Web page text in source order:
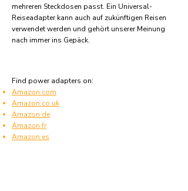
mehreren Steckdosen passt. Ein Universal-
Reiseadapter kann auch auf zukünftigen Reisen
verwendet werden und gehört unserer Meinung
nach immer ins Gepäck.
Find power adapters on:
Amazon.com
Amazon.co.uk
Amazon.de
Amazon.fr
Amazon.es